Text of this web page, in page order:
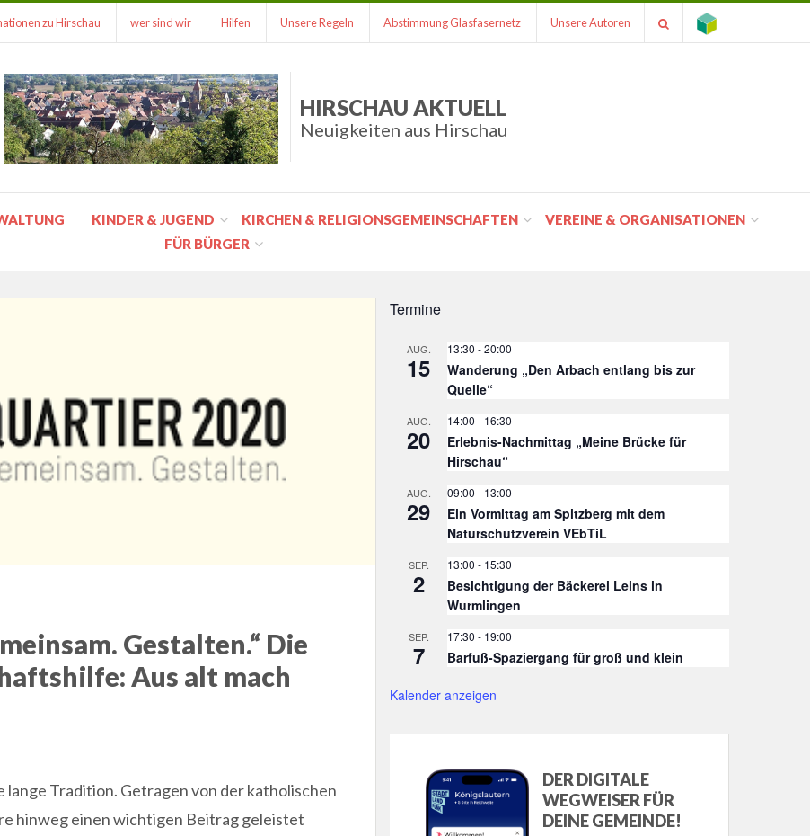
zu Hirschau wer sind wir Hilfen Unsere Regeln Abstimmung Glasfasernetz Unsere Autoren
HIRSCHAU AKTUELL
Neuigkeiten aus Hirschau
KINDER & JUGEND KIRCHEN & RELIGIONSGEMEINSCHAFTEN
VEREINE & ORGANISATIONEN
FÜR BÜRGER
Gestalten.“ Die
Aus alt mach
Tradition. Getragen von der katholischen
hinweg einen wichtigen Beitrag geleistet
Termine
AUG.
15
13:30 -20:00
Wanderung „Den Arbach entlang bis zur
Quelle“
AUG.
20
14:00 - 16:30
Erlebnis-Nachmittag „Meine Brücke für
Hirschau“
AUG.
29
09:00 - 13:00
Ein Vormittag am Spitzberg mit dem
Naturschutzverein VEbTiL
SEP.
2
13:00 - 15:30
Besichtigung der Bäckerei Leins in
Wurmlingen
SEP.
7
17:30 - 19:00
Barfuß-Spaziergang für groß und klein
Kalender anzeigen
DER DIGITALE
WEGWEISER FÜR
DEINE GEMEINDE!